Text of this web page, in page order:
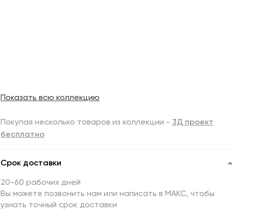
Показать всю коллекцию
Покупая несколько товаров из коллекции - 3Д проект
бесплатно
Срок доставки
20-60 рабочих дней
Вы можете позвонить нам или написать в МАКС, чтобы
узнать точный срок доставки